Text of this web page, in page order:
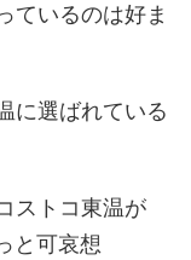
ているのは好ま
に選ばれている
ストコ東温が
と可哀想